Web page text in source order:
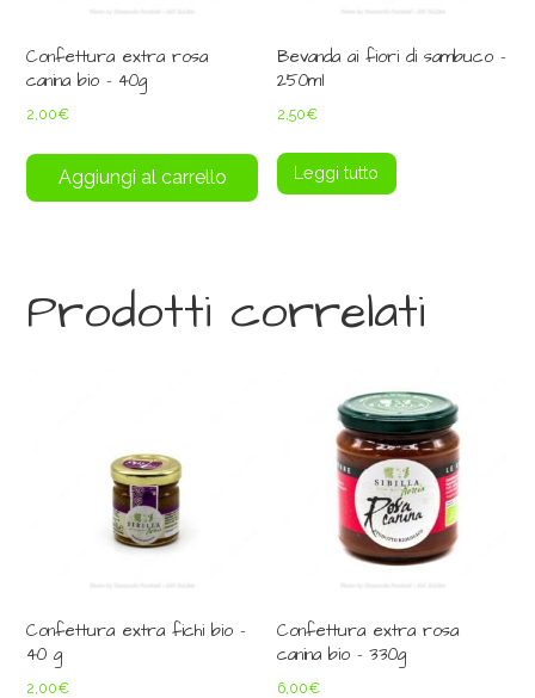
Confettura extra rosa
canina bio – 40g
2,00€
Aggiungi al carrello
Bevanda ai fiori di sambuco –
250ml
2,50€
Leggi tutto
Prodotti correlati
Confettura extra fichi bio –
40 g
2,00€
Confettura extra rosa
canina bio – 330g
6,00€